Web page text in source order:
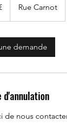
Rue Carnot
demande
de nous